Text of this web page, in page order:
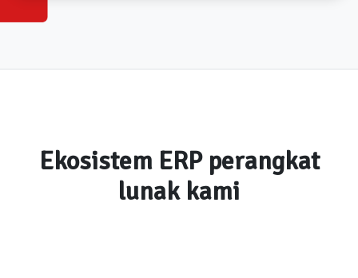
Ekosistem ERP perangkat
lunak kami